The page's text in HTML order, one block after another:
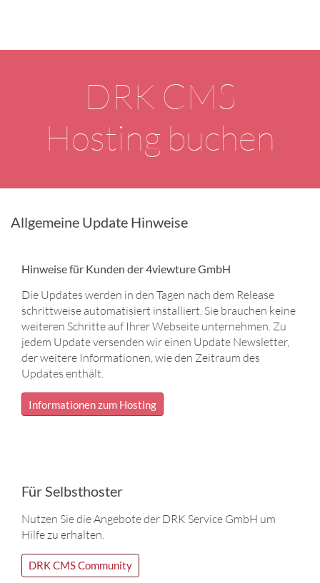
DRK CMS
Hosting buchen
Allgemeine Update Hinweise
Hinweise für Kunden der 4viewture GmbH
Die Updates werden in den Tagen nach dem Release
schrittweise automatisiert installiert. Sie brauchen keine
weiteren Schritte auf Ihrer Webseite unternehmen. Zu
jedem Update versenden wir einen Update Newsletter,
der weitere Informationen, wie den Zeitraum des
Updates enthält.
Informationen zum Hosting
Für Selbsthoster
Nutzen Sie die Angebote der DRK Service GmbH um
Hilfe zu erhalten.
DRK CMS Community